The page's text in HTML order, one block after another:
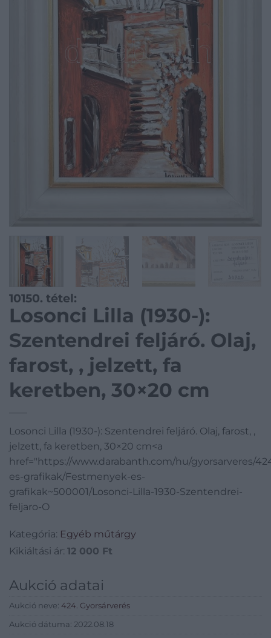
10150. tétel:
Losonci Lilla (1930-):
Szentendrei feljáró. Olaj,
farost, , jelzett, fa
keretben, 30×20 cm
Losonci Lilla (1930-): Szentendrei feljáró. Olaj, farost, ,
jelzett, fa keretben, 30×20 cm<a
href="https://www.darabanth.com/hu/gyorsarveres/
es-grafikak/Festmenyek-es-
grafikak~500001/Losonci-Lilla-1930-Szentendrei-
feljaro-O
Kategória: Egyéb műtárgy
Kikiáltási ár: 12 000 Ft
Aukció adatai
Aukció neve: 424. Gyorsárverés
Aukció dátuma: 2022.08.18